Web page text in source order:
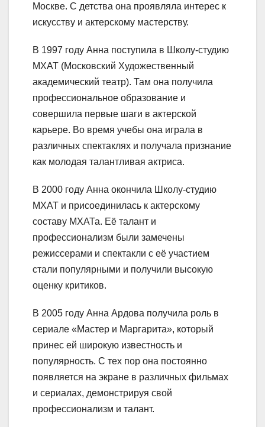
Москве. С детства она проявляла интерес к
искусству и актерскому мастерству.
В 1997 году Анна поступила в Школу-студию
МХАТ (Московский Художественный
академический театр). Там она получила
профессиональное образование и
совершила первые шаги в актерской
карьере. Во время учебы она играла в
различных спектаклях и получала признание
как молодая талантливая актриса.
В 2000 году Анна окончила Школу-студию
МХАТ и присоединилась к актерскому
составу МХАТа. Её талант и
профессионализм были замечены
режиссерами и спектакли с её участием
стали популярными и получили высокую
оценку критиков.
В 2005 году Анна Ардова получила роль в
сериале «Мастер и Маргарита», который
принес ей широкую известность и
популярность. С тех пор она постоянно
появляется на экране в различных фильмах
и сериалах, демонстрируя свой
профессионализм и талант.